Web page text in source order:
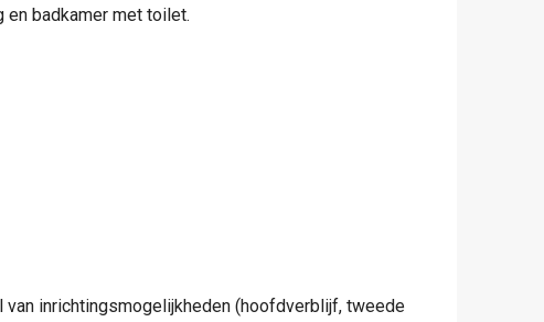
en badkamer met toilet.
inrichtingsmogelijkheden (hoofdverblijf, tweede